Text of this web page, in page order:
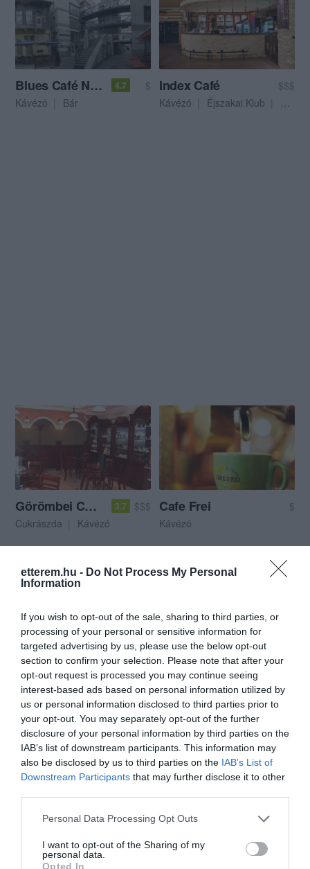
etterem.hu - Do Not Process My Personal
Information
If you wish to opt-out of the sale, sharing to third parties, or
processing of your personal or sensitive information for
targeted advertising by us, please use the below opt-out
section to confirm your selection. Please note that after your
opt-out request is processed you may continue seeing
interest-based ads based on personal information utilized by
us or personal information disclosed to third parties prior to
your opt-out. You may separately opt-out of the further
disclosure of your personal information by third parties on the
IAB’s list of downstream participants. This information may
also be disclosed by us to third parties on the IAB’s List of
Downstream Participants that may further disclose it to other
Please note that this website/app uses one or more Google
not limited to your visit or usage behaviour. You may click to
grant or deny consent to Google and its third-party tags to
Personal Data Processing Opt Outs
I want to opt-out of the Sharing of my
personal data.
Opted In
Blues Café Nyíregyháza 4.7
$
Kávézó
Bár
Index Café
$$$
Kávézó
Éjszakai Klub Bár
Görömbei Cukrászda 3.7
$$$
Cukrászda
Kávézó
Cafe Frei
$
Kávézó